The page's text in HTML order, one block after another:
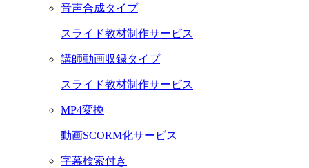
音声合成タイプ
スライド教材制作サービス
講師動画収録タイプ
スライド教材制作サービス
MP4変換
動画SCORM化サービス
字幕検索付き